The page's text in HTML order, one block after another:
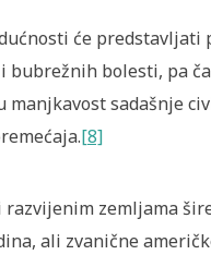
će
bolesti, pa
sadašnje
[8]
zemljama
ali zvanične